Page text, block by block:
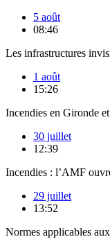
5 août
08:46
Les infrastructures
1 août
15:26
Incendies en Gironde
30 juillet
12:39
Incendies : l’AMF
29 juillet
13:52
Normes applicables